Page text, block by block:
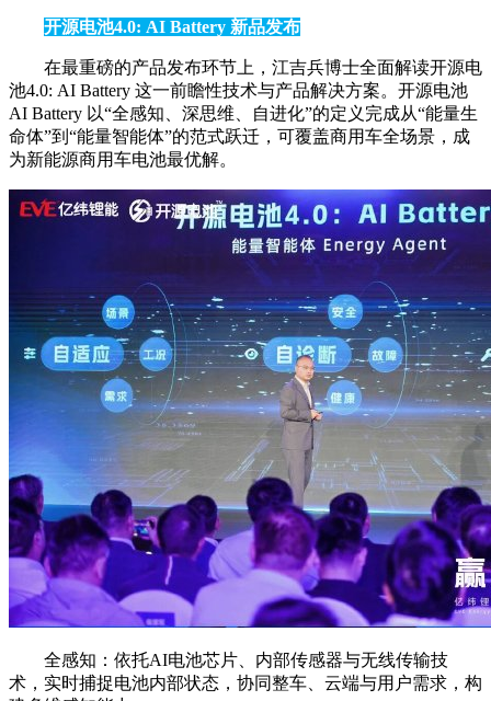
开源电池4.0: AI Battery 新品发布
在最重磅的产品发布环节上，江吉兵博士全面解读开源电
池4.0: AI Battery 这一前瞻性技术与产品解决方案。开源电池
AI Battery 以“全感知、深思维、自进化”的定义完成从“能量生
命体”到“能量智能体”的范式跃迁，可覆盖商用车全场景，成
为新能源商用车电池最优解。
全感知：依托AI电池芯片、内部传感器与无线传输技
术，实时捕捉电池内部状态，协同整车、云端与用户需求，构